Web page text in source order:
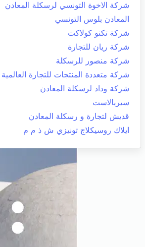
شركة الاخوة التونسي لرسكلة المعادن
المعادن بلوس التونسي
شركة تكنو كولاكت
شركة ريان للتجارة
شركة منصور للرسكلة
شركة متعددة المنتجات للتجارة العالمية
شركة وداد لرسكلة المعادن
سيربالاست
قديش لتجارة و رسكلة المعادن
ايلاك روسيكلاج تونيزي ش ذ م م